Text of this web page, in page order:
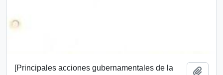
[Principales acciones gubernamentales de la